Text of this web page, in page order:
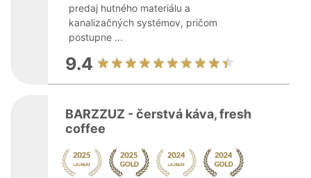
predaj hutného materiálu a
kanalizačných systémov, pričom
postupne ...
9.4
BARZZUZ - čerstvá káva, fresh
coffee